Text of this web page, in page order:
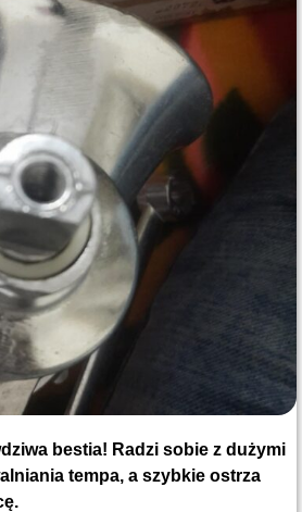
bestia! Radzi sobie z dużymi
tempa, a szybkie ostrza